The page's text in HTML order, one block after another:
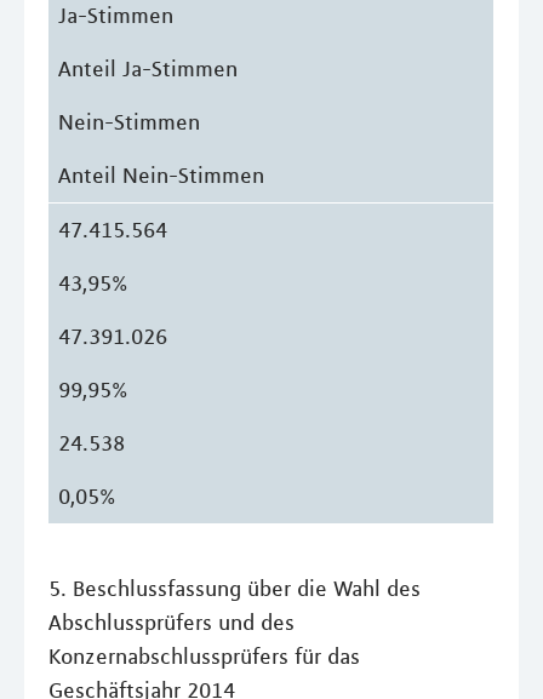
Ja-Stimmen
Anteil Ja-Stimmen
Nein-Stimmen
Anteil Nein-Stimmen
47.415.564
43,95%
47.391.026
99,95%
24.538
0,05%
5. Beschlussfassung über die Wahl des
Abschlussprüfers und des
Konzernabschlussprüfers für das
Geschäftsjahr 2014